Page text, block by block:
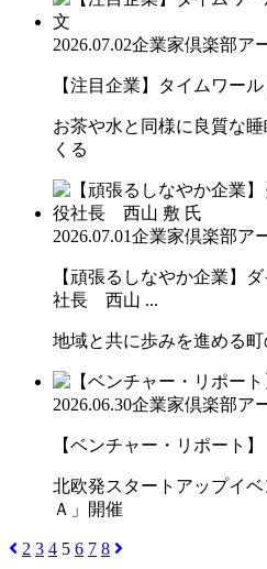
2026.07.02企業家倶楽部ア
【注目企業】タイムワ
お茶や水と同様に良質な
くる
2026.07.01企業家倶楽部ア
【頑張るしなやか企業】
社長 西山 ...
地域と共に歩みを進める
2026.06.30企業家倶楽部ア
【ベンチャー・リポート】
北欧発スタートアップイ
Ａ」開催
2 3 4 5 6 7 8